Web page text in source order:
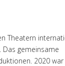
Theatern
gemeinsame
2020 war